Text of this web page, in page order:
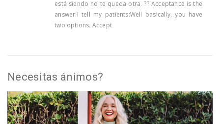
está siendo no te queda otra. ?? Acceptance is the
answer.I tell my patients:Well basically, you have
two options. Accept
Necesitas ánimos?